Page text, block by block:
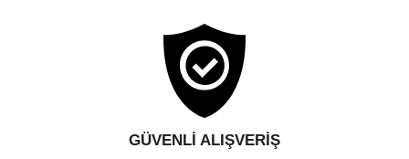
GÜVENLI ALIŞVERIŞ